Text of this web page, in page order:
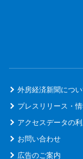
外房経済新聞につ
プレスリリース・
アクセスデータの
お問い合わせ
広告のご案内